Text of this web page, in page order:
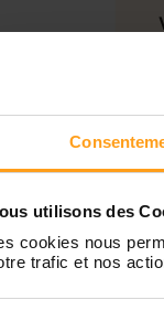
utilisons des
cookies nous
trafic et nos